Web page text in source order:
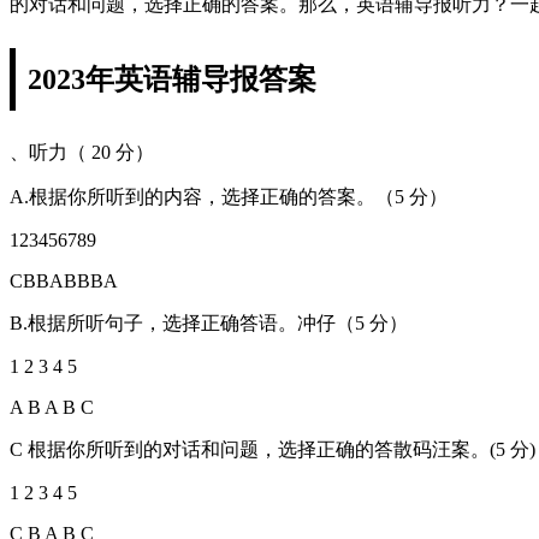
2023年英语辅导报答案
、听力（ 20 分）
A.根据你所听到的内容，选择正确的答案。（5 分）
123456789
CBBABBBA
B.根据所听句子，选择正确答语。冲仔（5 分）
1 2 3 4 5
A B A B C
C 根据你所听到的对话和问题，选择正确的答散码汪案。(5 分)
1 2 3 4 5
C B A B C